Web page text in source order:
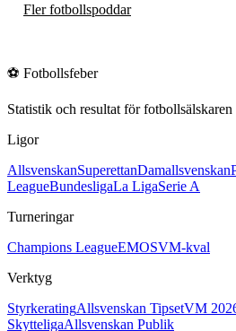
Fler fotbollspoddar
⚽ Fotbollsfeber
Statistik och resultat för fotbollsälskaren
Ligor
AllsvenskanSuperettanDamallsvenskan
LeagueBundesligaLa LigaSerie A
Turneringar
Champions LeagueEMOSVM-kval
Verktyg
StyrkeratingAllsvenskan TipsetVM
SkytteligaAllsvenskan Publik